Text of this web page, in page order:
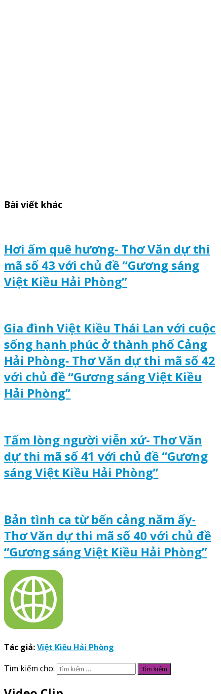
Bài viết khác
Hơi ấm quê hương- Thơ Văn dự thi
mã số 43 với chủ đề “Gương sáng
Việt Kiều Hải Phòng”
Gia đình Việt Kiều Thái Lan với cuộc
sống hạnh phúc ở thành phố Cảng
Hải Phòng- Thơ Văn dự thi mã số 42
với chủ đề “Gương sáng Việt Kiều
Hải Phòng”
Tấm lòng người viễn xứ- Thơ Văn
dự thi mã số 41 với chủ đề “Gương
sáng Việt Kiều Hải Phòng”
Bản tình ca từ bến cảng năm ấy-
Thơ Văn dự thi mã số 40 với chủ đề
“Gương sáng Việt Kiều Hải Phòng”
Tác giả:Việt Kiều Hải Phòng
Tìm kiếm cho: